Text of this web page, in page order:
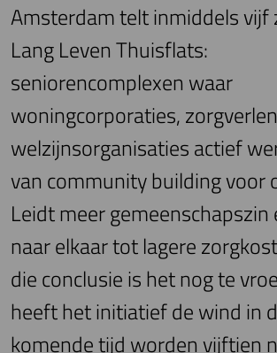
Amsterdam telt inmiddels vijf
Lang Leven Thuisflats:
seniorencomplexen waar
woningcorporaties,
welzijnsorganisaties actief
van community building voor
Leidt meer gemeenschapszin
naar elkaar tot lagere
die conclusie is het nog te
heeft het initiatief de wind in
komende tijd worden vijftien